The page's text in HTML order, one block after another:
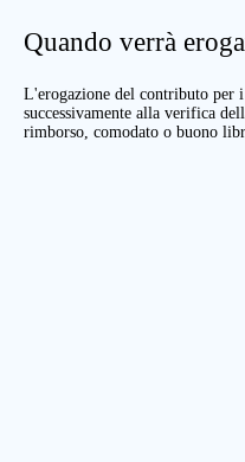
Quando verrà
L'erogazione del contributo per
successivamente alla verifica
rimborso, comodato o buono